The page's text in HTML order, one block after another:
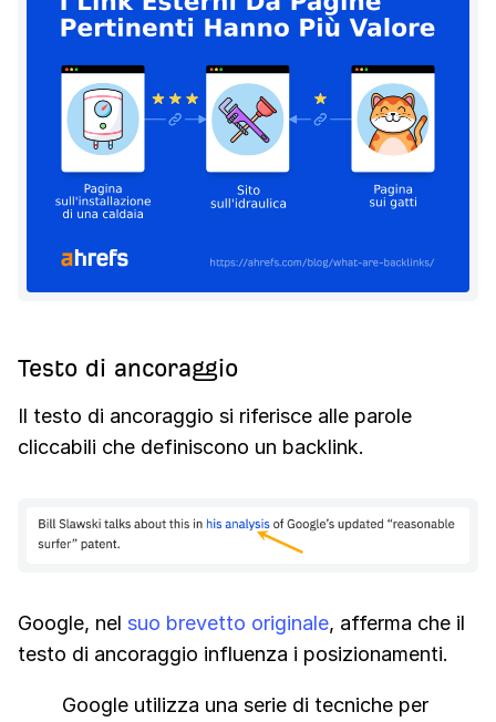
Testo di ancoraggio
Il testo di ancoraggio si riferisce alle parole
cliccabili che definiscono un backlink.
Google, nel suo brevetto originale, afferma che il
testo di ancoraggio influenza i posizionamenti.
Google utilizza una serie di tecniche per